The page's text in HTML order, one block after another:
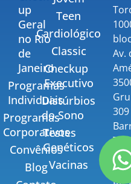
up
Geral
no Rio
de
Janeiro
Programas
Individuais
Programas
Corporativos
Convênios
Blog
Teen
Cardiológico
Classic
Checkup
Executivo
Distúrbios
do Sono
Testes
Genéticos
Vacinas
Av.
Rio